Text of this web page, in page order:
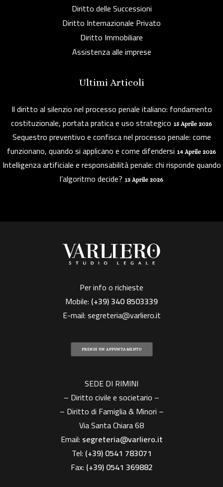
Diritto delle Successioni
Diritto Internazionale Privato
Diritto Immobiliare
Assistenza alle imprese
Ultimi Articoli
Il diritto al silenzio nel processo penale italiano: fondamento
costituzionale, portata pratica e uso strategico 15 Aprile 2026
Sequestro preventivo e confisca nel processo penale: come
funzionano, quando si applicano e come difendersi 14 Aprile 2026
Intelligenza artificiale e responsabilità penale: chi risponde quando
l’algoritmo decide? 13 Aprile 2026
Per info o richieste
Mobile: (+39)340 8503339
E-mail:segreteria@varliero.it
PRENDI UN APPUNTAMENTO
SEDE DI RIMINI
– Diritto civile e societario –
– Diritto di Famiglia & Minori –
Via Santa Chiara 68
Email: segreteria@varliero.it
Tel: (+39) 0541 783071
Fax: (+39)0541 369882